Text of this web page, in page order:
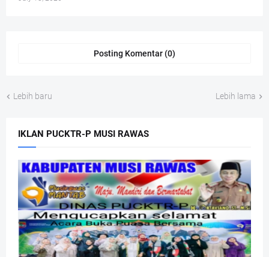
Posting Komentar (0)
Lebih baru Lebih lama
IKLAN PUCKTR-P MUSI RAWAS